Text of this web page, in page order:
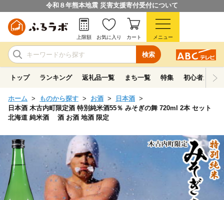
令和８年熊本地震 災害支援寄付受付について
検索
上限額 お気に入り カート メニュー
トップ ランキング 返礼品一覧 まち一覧 特集 初心者ガイド
ホーム ものから探す お酒
日本酒
日本酒 木古内町限定酒 特別純米酒55％ みそぎの舞 720ml 2本 セット
北海道 純米酒 酒 お酒 地酒 限定